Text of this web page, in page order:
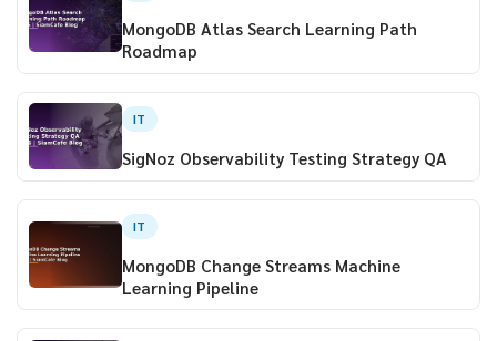
MongoDB Atlas Search Learning Path
Roadmap
IT
SigNoz Observability Testing Strategy QA
IT
MongoDB Change Streams Machine
Learning Pipeline